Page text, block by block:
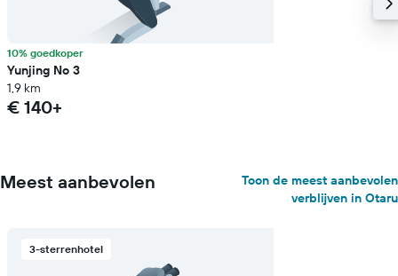
10% goedkoper
Yunjing No 3
1,9 km
€ 140+
Meest aanbevolen
Toon de meest aanbevolen
verblijven in Otaru
3-sterrenhotel